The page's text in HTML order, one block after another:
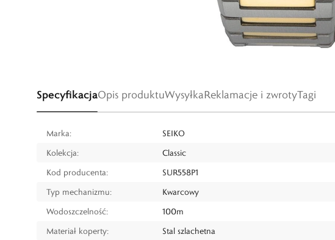
SpecyfikacjaOpis produktuWysyłkaReklamacje i zwrotyTagi
Marka:
SEIKO
Kolekcja:
Classic
Kod producenta:
SUR558P1
Typ mechanizmu:
Kwarcowy
Wodoszczelność:
100m
Materiał koperty:
Stal szlachetna